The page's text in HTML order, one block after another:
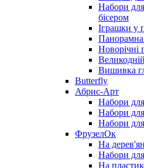
Набори
бісером
Іграшки у
Новорічні
Вишивка
Butterfly
Абрис-Арт
Набори для
Набори
Набори
ФрузелОк
На
Набори
На